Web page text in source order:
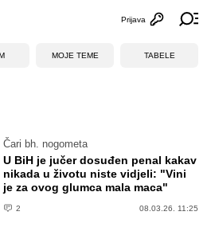
Otvori
Prijava
MOJE TEME TABELE
Čari bh. nogometa
U BiH je jučer dosuđen penal kakav
nikada u životu niste vidjeli: "Vini
je za ovog glumca mala maca"
2 08.03.26. 11:25